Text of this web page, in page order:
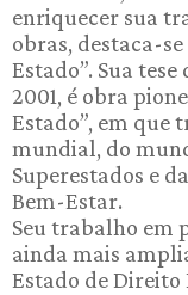
enriquecer sua
obras, destaca-
Estado”. Sua
2001, é obra
Estado”, em que
mundial, do
Superestados e
Bem-Estar.
Seu trabalho em
ainda mais
Estado de Direito